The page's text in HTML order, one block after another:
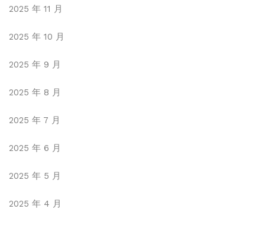
2025 年 11 月
2025 年 10 月
2025 年 9 月
2025 年 8 月
2025 年 7 月
2025 年 6 月
2025 年 5 月
2025 年 4 月